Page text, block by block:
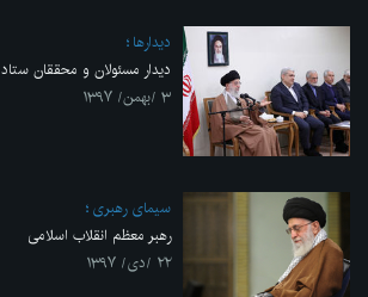
ديدارها
دیدار مسئولان و محققان
۳ /بهمن/ ۱۳۹۷
سيماى رهبرى
رهبر معظم انقلاب اسلامی
۲۲ /دی/ ۱۳۹۷